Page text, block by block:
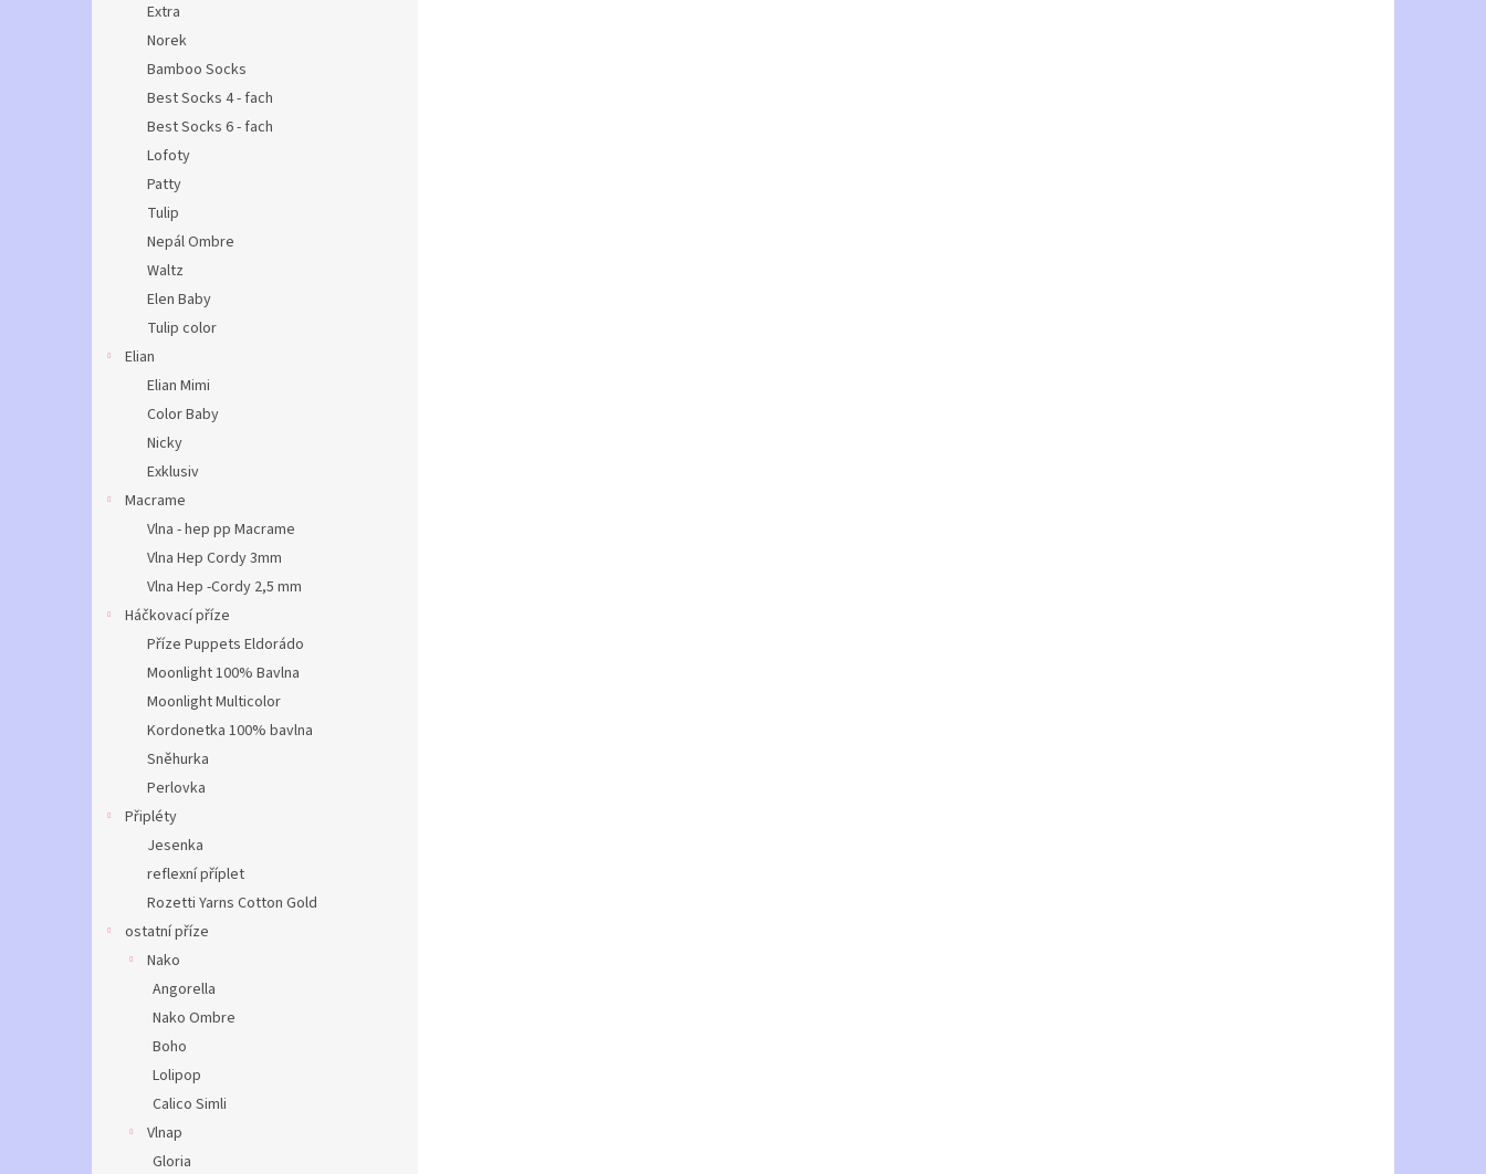
Extra
Norek
Bamboo Socks
Best Socks 4 - fach
Best Socks 6 - fach
Lofoty
Patty
Tulip
Nepál Ombre
Waltz
Elen Baby
Tulip color
Elian
Elian Mimi
Color Baby
Nicky
Exklusiv
Macrame
Vlna - hep pp Macrame
Vlna Hep Cordy 3mm
Vlna Hep -Cordy 2,5 mm
Háčkovací příze
Příze Puppets Eldorádo
Moonlight 100% Bavlna
Moonlight Multicolor
Kordonetka 100% bavlna
Sněhurka
Perlovka
Připléty
Jesenka
reflexní příplet
Rozetti Yarns Cotton Gold
ostatní příze
Nako
Angorella
Nako Ombre
Boho
Lolipop
Calico Simli
Vlnap
Gloria